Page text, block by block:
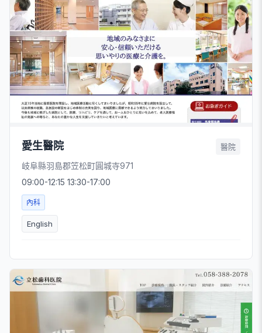
愛生醫院 醫院
岐阜縣羽島郡笠松町圓城寺971
09:00-12:15 13:30-17:00
內科
English